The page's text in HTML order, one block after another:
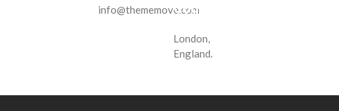
info@thememove.com
Court
London,
England.